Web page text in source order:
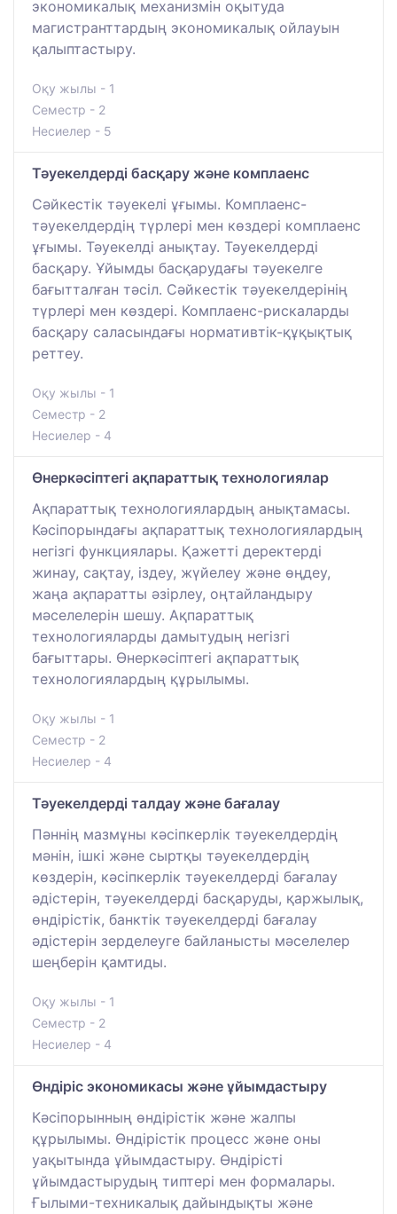
экономикалық механизмін оқытуда
магистранттардың экономикалық ойлауын
қалыптастыру.
Оқу жылы - 1
Семестр - 2
Несиелер - 5
Тәуекелдерді басқару және комплаенс
Cәйкестік тәуекелі ұғымы. Комплаенс-
тәуекелдердің түрлері мен көздері комплаенс
ұғымы. Тәуекелді анықтау. Тәуекелдерді
басқару. Ұйымды басқарудағы тәуекелге
бағытталған тәсіл. Сәйкестік тәуекелдерінің
түрлері мен көздері. Комплаенс-рискаларды
басқару саласындағы нормативтік-құқықтық
реттеу.
Оқу жылы - 1
Семестр - 2
Несиелер - 4
Өнеркәсіптегі ақпараттық технологиялар
Aқпараттық технологиялардың анықтамасы.
Кәсіпорындағы ақпараттық технологиялардың
негізгі функциялары. Қажетті деректерді
жинау, сақтау, іздеу, жүйелеу және өңдеу,
жаңа ақпаратты әзірлеу, оңтайландыру
мәселелерін шешу. Ақпараттық
технологияларды дамытудың негізгі
бағыттары. Өнеркәсіптегі ақпараттық
технологиялардың құрылымы.
Оқу жылы - 1
Семестр - 2
Несиелер - 4
Тәуекелдерді талдау және бағалау
Пәннің мазмұны кәсіпкерлік тәуекелдердің
мәнін, ішкі және сыртқы тәуекелдердің
көздерін, кәсіпкерлік тәуекелдерді бағалау
әдістерін, тәуекелдерді басқаруды, қаржылық,
өндірістік, банктік тәуекелдерді бағалау
әдістерін зерделеуге байланысты мәселелер
шеңберін қамтиды.
Оқу жылы - 1
Семестр - 2
Несиелер - 4
Өндіріс экономикасы және ұйымдастыру
Кəсіпорынның өндірістік жəне жалпы
құрылымы. Өндірістік процесс жəне оны
уақытында ұйымдастыру. Өндірісті
ұйымдастырудың типтері мен формалары.
Ғылыми-техникалық дайындықты жəне